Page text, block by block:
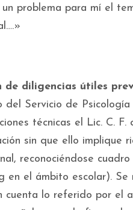
problema para mí el
de diligencias útiles
Servicio de
técnicas el Lic. C. F.
sin que ello implique
reconociéndose
el ámbito escolar). Se
cuenta lo referido por el